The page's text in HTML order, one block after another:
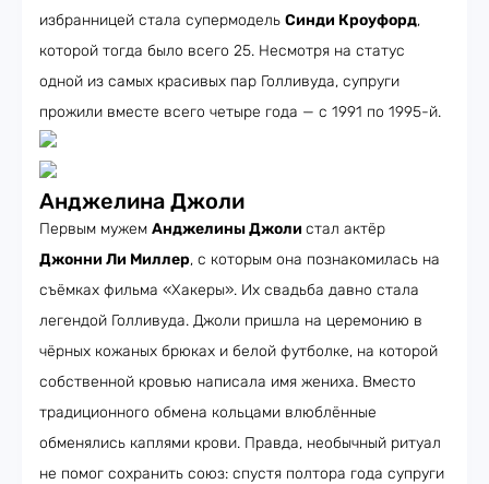
избранницей стала супермодель Синди Кроуфорд,
которой тогда было всего 25. Несмотря на статус
одной из самых красивых пар Голливуда, супруги
прожили вместе всего четыре года — с 1991 по 1995-й.
Анджелина Джоли
Первым мужем Анджелины Джоли стал актёр
Джонни Ли Миллер, с которым она познакомилась на
съёмках фильма «Хакеры». Их свадьба давно стала
легендой Голливуда. Джоли пришла на церемонию в
чёрных кожаных брюках и белой футболке, на которой
собственной кровью написала имя жениха. Вместо
традиционного обмена кольцами влюблённые
обменялись каплями крови. Правда, необычный ритуал
не помог сохранить союз: спустя полтора года супруги